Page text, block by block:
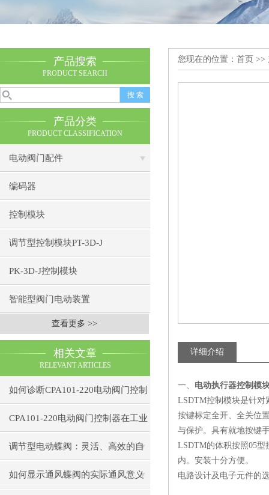
产品搜索
PRODUCT SEARCH
产品分类
PRODUCT CLASSIFICATION
电动阀门配件
编码器
控制模块
调节型控制模块PT-3D-J
PK-3D-J控制模块
智能型阀门电动装置
查看更多 >>
相关文章
RELEVANT ARTICLES
如何诊断CPA101-220电动阀门控制
器的通信故障？
CPA101-220电动阀门控制器在工业
自动化中的应用
调节型电动蝶阀：灵活、高效的自
动化解决方案
如何显示通风蝶阀的实际通风意义
您现在的位置： 首页 >>
详细介绍
一、 电动执行器控制模
LSDTM控制模块是针对
按键标定全开、全关位
与保护。具有就地按键
LSDTM的体积按照05型
内。安装十分方便。
电路设计及电子元件的